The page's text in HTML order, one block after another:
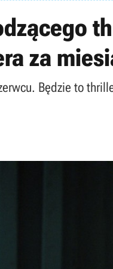
za
Będzie to